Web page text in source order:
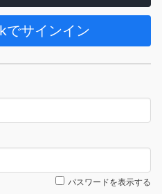
でサインイン
パスワードを表示する